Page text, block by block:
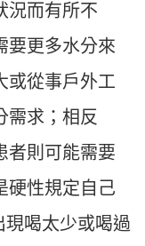
況而有所不
要更多水分來
或從事戶外工
需求；相反
者則可能需要
硬性規定自己
喝太少或喝過